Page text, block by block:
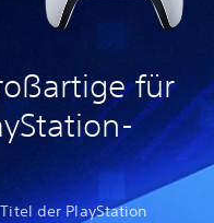
für
der PlayStation